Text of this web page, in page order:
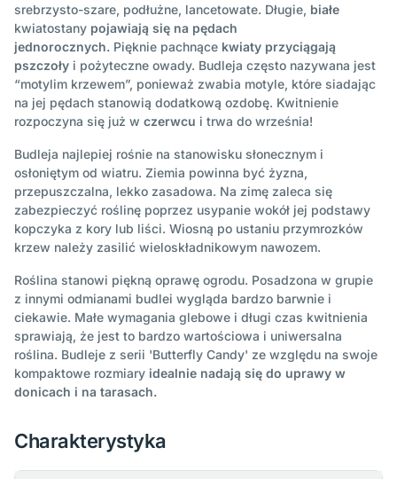
srebrzysto-szare, podłużne, lancetowate. Długie, białe
kwiatostany pojawiają się na pędach
jednorocznych. Pięknie pachnące kwiaty przyciągają
pszczoły i pożyteczne owady. Budleja często nazywana jest
“motylim krzewem”, ponieważ zwabia motyle, które siadając
na jej pędach stanowią dodatkową ozdobę. Kwitnienie
rozpoczyna się już w czerwcu i trwa do września!
Budleja najlepiej rośnie na stanowisku słonecznym i
osłoniętym od wiatru. Ziemia powinna być żyzna,
przepuszczalna, lekko zasadowa. Na zimę zaleca się
zabezpieczyć roślinę poprzez usypanie wokół jej podstawy
kopczyka z kory lub liści. Wiosną po ustaniu przymrozków
krzew należy zasilić wieloskładnikowym nawozem.
Roślina stanowi piękną oprawę ogrodu. Posadzona w grupie
z innymi odmianami budlei wygląda bardzo barwnie i
ciekawie. Małe wymagania glebowe i długi czas kwitnienia
sprawiają, że jest to bardzo wartościowa i uniwersalna
roślina. Budleje z serii 'Butterfly Candy' ze względu na swoje
kompaktowe rozmiary idealnie nadają się do uprawy w
donicach i na tarasach.
Charakterystyka